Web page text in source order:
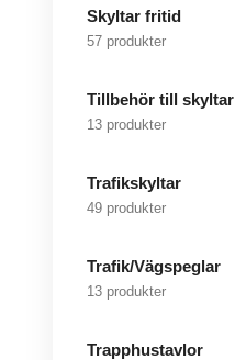
Skyltar fritid
57 produkter
Tillbehör till skyltar
13 produkter
Trafikskyltar
49 produkter
Trafik/Vägspeglar
13 produkter
Trapphustavlor